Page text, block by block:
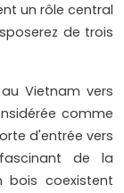
un rôle central
de trois
Vietnam vers
comme
d'entrée vers
de la
bois coexistent